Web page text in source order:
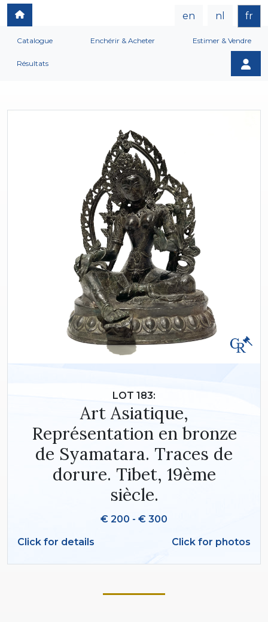
en nl fr
Catalogue Enchérir & Acheter Estimer & Vendre
Résultats
LOT 183:
Art Asiatique,
Représentation en bronze
de Syamatara. Traces de
dorure. Tibet, 19ème
siècle.
€ 200 - € 300
Click for details
Click for photos